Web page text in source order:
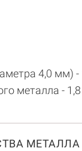
4,0 мм) -
металла - 1,8